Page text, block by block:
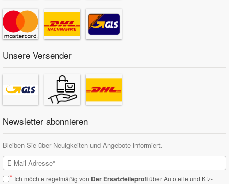
Unsere Versender
Newsletter abonnieren
Bleiben Sie über Neuigkeiten und Angebote informiert.
* Ich möchte regelmäßig von Der Ersatzteileprofiüber Autoteile und Kfz-